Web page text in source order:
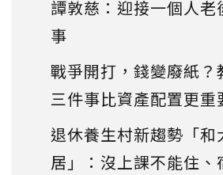
譚敦慈：迎接一個人老
事
戰爭開打，錢變廢紙？
三件事比資產配置更重
退休養生村新趨勢「和
居」：沒上課不能住、